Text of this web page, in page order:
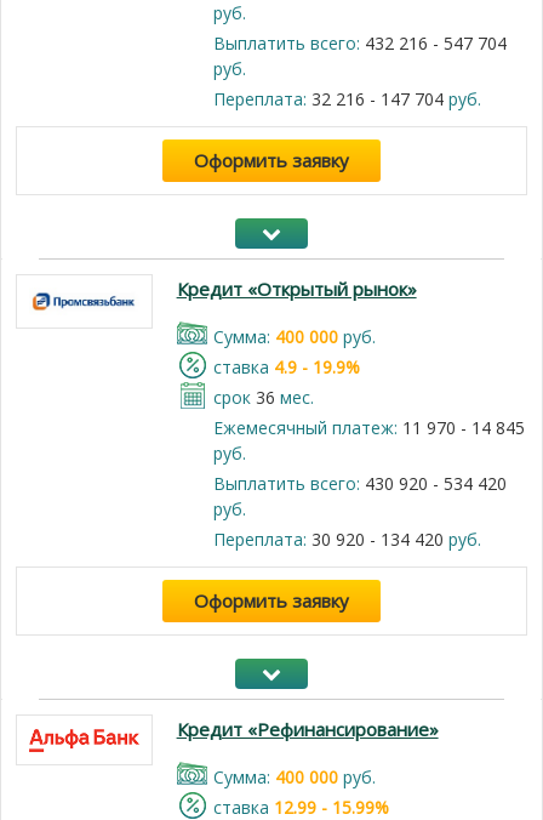
руб.
Выплатить всего: 432 216 - 547 704
руб.
Переплата: 32 216 - 147 704руб.
Оформить заявку
Кредит «Открытый рынок»
Cумма: 400 000руб.
cтавка 4.9 - 19.9%
срок 36 мес.
Ежемесячный платеж: 11 970 - 14 845
руб.
Выплатить всего: 430 920 - 534 420
руб.
Переплата: 30 920 - 134 420 руб.
Оформить заявку
Кредит «Рефинансирование»
Cумма: 400 000руб.
cтавка 12.99 - 15.99%